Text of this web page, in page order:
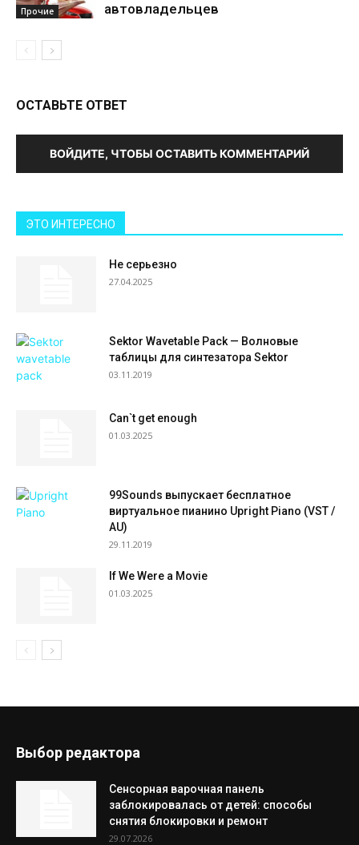
Прочие
автовладельцев
ОСТАВЬТЕ ОТВЕТ
ВОЙДИТЕ, ЧТОБЫ ОСТАВИТЬ КОММЕНТАРИЙ
ЭТО ИНТЕРЕСНО
Не серьезно
27.04.2025
Sektor Wavetable Pack — Волновые
таблицы для синтезатора Sektor
03.11.2019
Can`t get enough
01.03.2025
99Sounds выпускает бесплатное
виртуальное пианино Upright Piano (VST /
AU)
29.11.2019
If We Were a Movie
01.03.2025
Выбор редактора
Сенсорная варочная панель
заблокировалась от детей: способы
снятия блокировки и ремонт
29.07.2026